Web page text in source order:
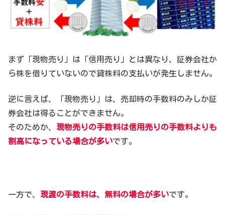
まず「現物売り」は「信用売り」とは異なり、証券会社か
ら株を借りていないので貸株料の支払いが発生しません。
逆に言えば、「現物売り」は、売却時の手数料のみしか証
券会社は得ることができません。
そのためか、 現物売りの手数料は信用売りの手数料よりも
割高になっている場合が多いです。
一方で、 現渡の手数料は、無料の場合が多いです。